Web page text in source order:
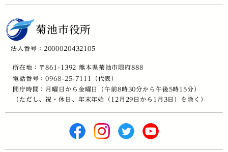
菊池市役所
法人番号：2000020432105
所在地：〒861-1392 熊本県菊池市隈府888
電話番号：0968-25-7111
（代表）
開庁時間：月曜日から金曜日（午前8時30分から午後5時15分）
（ただし、祝・休日、年末年始（12月29日から1月3日）を除く）